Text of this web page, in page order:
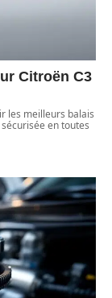
Citroën C3
les meilleurs balais
en toutes